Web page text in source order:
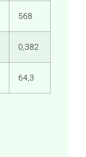
568
0,382
64,3